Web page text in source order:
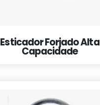
Esticador Forjado Alta
Capacidade